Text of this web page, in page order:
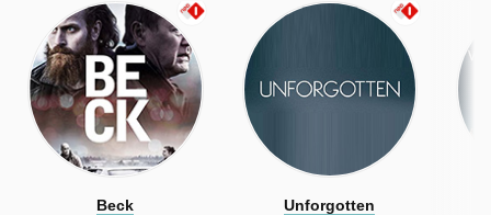
Beck Unforgotten